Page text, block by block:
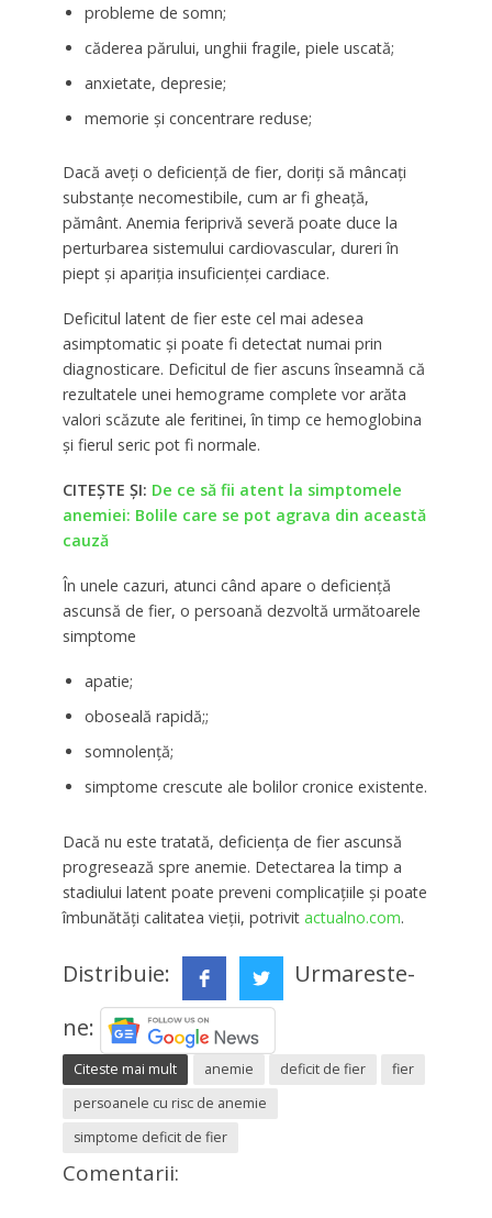
probleme de somn;
căderea părului, unghii fragile, piele uscată;
anxietate, depresie;
memorie și concentrare reduse;
Dacă aveți o deficiență de fier, doriți să mâncați
substanțe necomestibile, cum ar fi gheață,
pământ. Anemia feriprivă severă poate duce la
perturbarea sistemului cardiovascular, dureri în
piept și apariția insuficienței cardiace.
Deficitul latent de fier este cel mai adesea
asimptomatic și poate fi detectat numai prin
diagnosticare. Deficitul de fier ascuns înseamnă că
rezultatele unei hemograme complete vor arăta
valori scăzute ale feritinei, în timp ce hemoglobina
și fierul seric pot fi normale.
CITEȘTE ȘI: De ce să fii atent la simptomele
anemiei: Bolile care se pot agrava din această
cauză
În unele cazuri, atunci când apare o deficiență
ascunsă de fier, o persoană dezvoltă următoarele
simptome
apatie;
oboseală rapidă;;
somnolență;
simptome crescute ale bolilor cronice existente.
Dacă nu este tratată, deficiența de fier ascunsă
progresează spre anemie. Detectarea la timp a
stadiului latent poate preveni complicațiile și poate
îmbunătăți calitatea vieții, potrivit actualno.com.
Distribuie:
Urmareste-
ne:
Citeste mai mult anemie deficit de fier
fier
persoanele cu risc de anemie
simptome deficit de fier
Comentarii: